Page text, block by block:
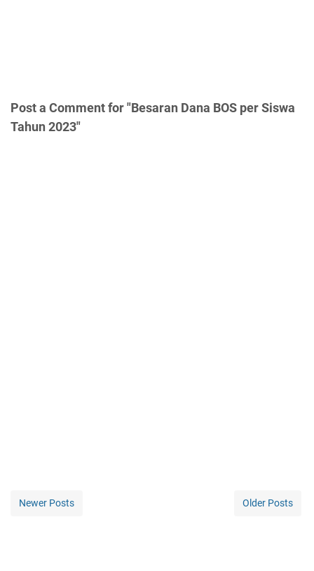
Post a Comment for "Besaran Dana BOS per Siswa
Tahun 2023"
Newer Posts Older Posts